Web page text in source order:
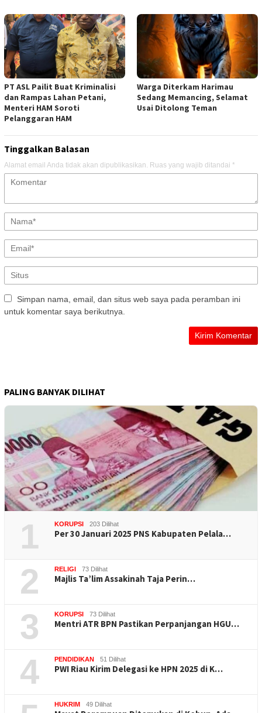
PT ASL Pailit Buat Kriminalisi
dan Rampas Lahan Petani,
Menteri HAM Soroti
Pelanggaran HAM
Warga Diterkam Harimau
Sedang Memancing, Selamat
Usai Ditolong Teman
Tinggalkan Balasan
Alamat email Anda tidak akan dipublikasikan. Ruas yang wajib ditandai *
Simpan nama, email, dan situs web saya pada peramban ini
untuk komentar saya berikutnya.
PALING BANYAK DILIHAT
1 KORUPSI 203 Dilihat
Per 30 Januari 2025 PNS Kabupaten Pelala…
2 RELIGI 73 Dilihat
Majlis Ta’lim Assakinah Taja Perin…
3 KORUPSI 73 Dilihat
Mentri ATR BPN Pastikan Perpanjangan HGU…
4 PENDIDIKAN 51 Dilihat
PWI Riau Kirim Delegasi ke HPN 2025 di K…
HUKRIM 49 Dilihat